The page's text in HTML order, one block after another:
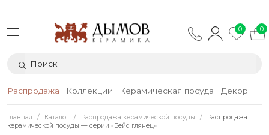
0 0
Распродажа Коллекции Керамическая посуда Декор
Главная Каталог Распродажа керамической посуды
Распродажа
керамической посуды — серии «Бейс глянец»